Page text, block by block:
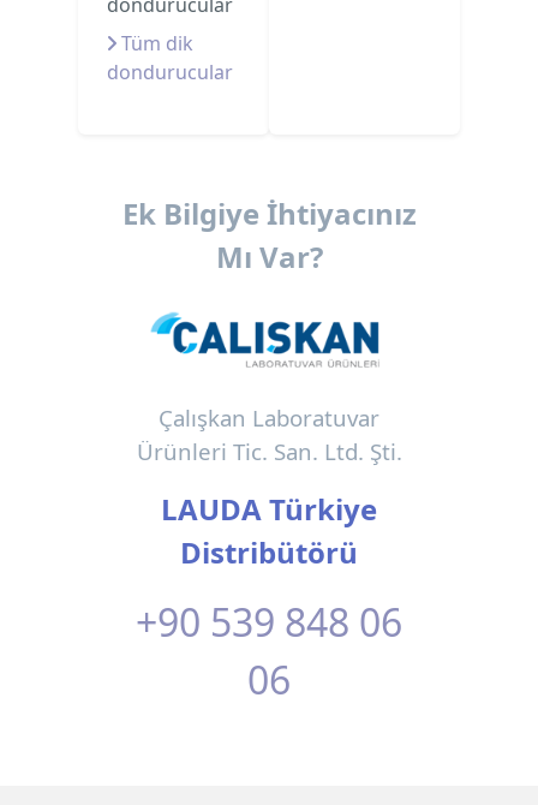
Tüm dik
dondurucular
Ek Bilgiye İhtiyacınız
Mı Var?
Çalışkan Laboratuvar
Ürünleri Tic. San. Ltd. Şti.
LAUDA Türkiye
Distribütörü
+90 539 848 06
06